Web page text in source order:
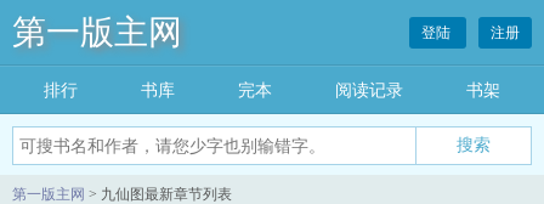
第一版主网
搜索
登陆 注册
排行 书库 完本 阅读记录 书架
第一版主网 > 九仙图最新章节列表